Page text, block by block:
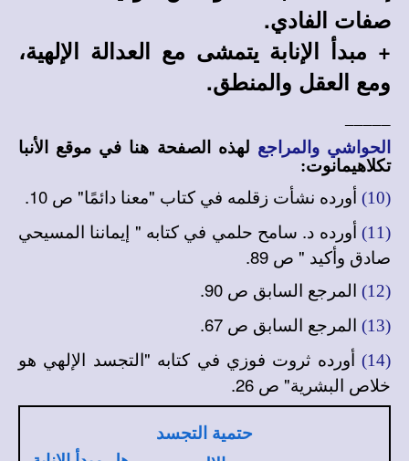
صفات الفادي.
+ مبدأ الإنابة يتمشى مع العدالة الإلهية،
ومع العقل والمنطق.
الحواشي والمراجع لهذه الصفحة هنا في موقع الأنبا
تكلاهيمانوت:
(10)
أورده نشأت زقلمه في كتاب "معنا دائمًا" ص 10.
(11)
أورده د. سامح حلمي في كتابه " إيماننا المسيحي
صادق وأكيد " ص 89.
(12) المرجع السابق ص 90.
(13) المرجع السابق ص 67.
(14)
أورده ثروت فوزي في كتابه "التجسد الإلهي هو
خلاص البشرية" ص 26.
حتمية التجسد